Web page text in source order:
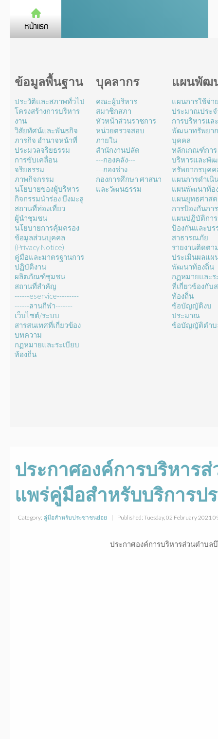
ข้อมูลพื้นฐาน
ประวัติและสภาพทั่วไป
โครงสร้างการบริหาร
งาน
วิสัยทัศน์และพันธกิจ
ภารกิจ อำนาจหน้าที่
ประมวลจริยธรรม
การขับเคลื่อน
จริยธรรม
ภาพกิจกรรม
นโยบายของผู้บริหาร
กิจกรรมนำร่อง บึงมะลู
สถานที่ท่องเที่ยว
ผู้นำชุมชน
นโยบายการคุ้มครอง
ข้อมูลส่วนบุคคล
(Privacy Notice)
คู่มือและมาตรฐานการ
ปฏิบัติงาน
ผลิตภัณฑ์ชุมชน
สถานที่สำคัญ
------eservice---------
------ลานกีฬา-------
เว็บไซต์/ระบบ
สารสนเทศที่เกี่ยวข้อง
บทความ
กฏหมายและระเบียบ
ท้องถิ่น
บุคลากร
คณะผู้บริหาร
สมาชิกสภา
หัวหน้าส่วนราชการ
หน่วยตรวจสอบ
ภายใน
สำนักงานปลัด
---กองคลัง---
---กองช่าง----
กองการศึกษา ศาสนา
และวัฒนธรรม
แผนพัฒ
แผนการใช้จ่า
ประมาณประ
การบริหารแล
พัฒนาทรัพยา
บุคคล
หลักเกณฑ์การ
บริหารและพั
ทรัพยากรบุคค
แผนการดำเนิ
แผนพัฒนาท้อ
แผนยุทธศาส
การป้องกันกา
แผนปฏิบัติการ
ป้องกันและบร
สาธารณภัย
รายงานติดตา
ประเมินผลแผ
พัฒนาท้องถิ่น
กฏหมายและร
ที่เกี่ยวข้องกับ
ท้องถิ่น
ข้อบัญญัติงบ
ประมาณ
ข้อบัญญัติตำบ
ประกาศองค์การบริหารส่
แพร่คู่มือสำหรับบริการป
Category: คู่มือสำหรับประชาชนย่อย Published: Tuesday, 02 February 2021
ประกาศองค์การบริหารส่วนตำบล